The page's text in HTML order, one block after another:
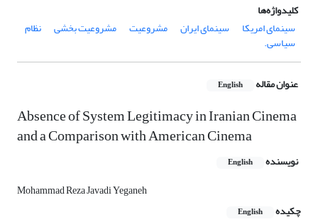
کلیدواژه‌ها
سینمای امریکا
سینمای ایران مشروعیت مشروعیت بخشی نظام
سیاسی.
عنوان مقاله English
Absence of System Legitimacy in Iranian Cinema
and a Comparison with American Cinema
نویسنده English
Mohammad Reza Javadi Yeganeh
چکیده
English